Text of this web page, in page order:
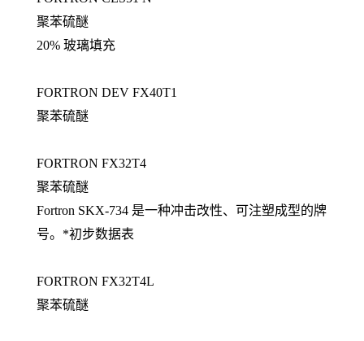
聚苯硫醚
20% 玻璃填充
FORTRON DEV FX40T1
聚苯硫醚
FORTRON FX32T4
聚苯硫醚
Fortron SKX-734 是一种冲击改性、可注塑成型的牌
号。*初步数据表
FORTRON FX32T4L
聚苯硫醚